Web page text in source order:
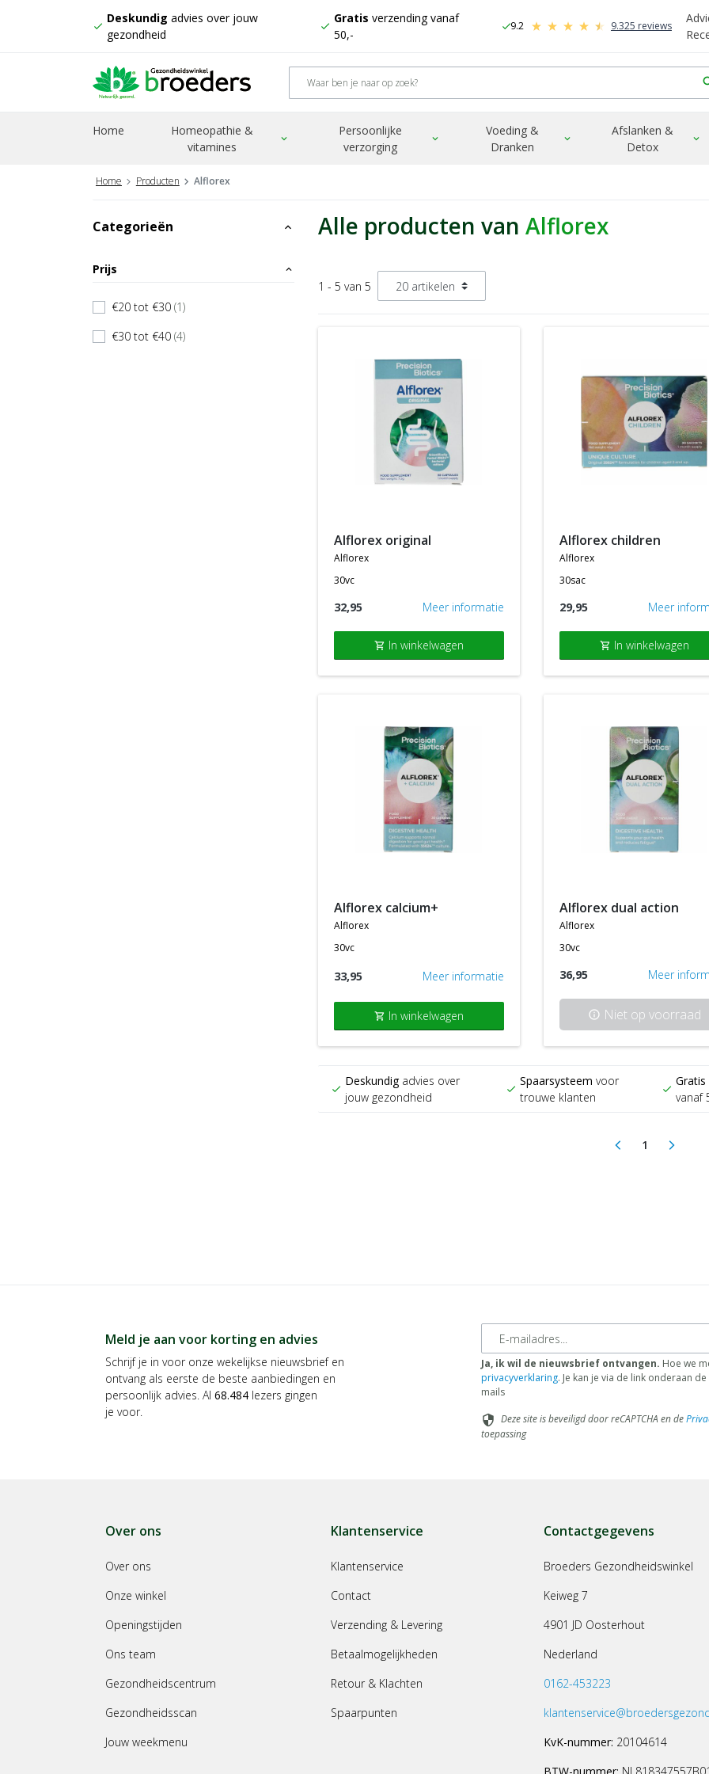
check
Deskundig advies over jouw
gezondheid
check
Gratis verzending vanaf
50,-
check9.2 9.325 reviews
Home
Homeopathie &
vitamines
expand_more
Persoonlijke
verzorging
expand_more
Voeding &
Dranken
expand_more
Afslanken &
Detox
expand_more
Home Producten Alflorex
Categorieën expand_less
Prijs expand_less
€20 tot €30 (1)
€30 tot €40 (4)
Alle producten van Alflorex
1 - 5 van 5
alflorex original
alflorex
30vc
32,95 Meer informatie
shopping_cart In winkelwagen
alflorex children
alflorex
30sac
29,95 Meer
shopping_cart In winkelwagen
alflorex calcium+
alflorex
30vc
33,95 Meer informatie
shopping_cart In winkelwagen
alflorex dual action
alflorex
30vc
36,95 Meer
info Niet op voorraad
check
Deskundigadvies over
jouw gezondheid
check
Spaarsysteem voor
trouwe klanten
check
Gratis
vanaf
arrow_back_ios 1(current)
arrow_forward_ios
Meld je aan voor korting en advies
Schrijf je in voor onze wekelijkse nieuwsbrief en
ontvang als eerste de beste aanbiedingen en
persoonlijk advies. Al 68.484 lezers gingen
je voor.
E-mailadres
Ja, ik wil de nieuwsbrief ontvangen. Hoe we
privacyverklaring. Je kan je via de link onderaan
mails
security Deze site is beveiligd door reCAPTCHA en de
toepassing
Over ons
Over ons
Onze winkel
Openingstijden
Ons team
Gezondheidscentrum
Gezondheidsscan
Jouw weekmenu
Klantenservice
Klantenservice
Contact
Verzending & Levering
Betaalmogelijkheden
Retour & Klachten
Spaarpunten
Contactgegevens
Broeders Gezondheidswinkel
Keiweg 7
4901 JD Oosterhout
Nederland
0162-453223
KvK-nummer: 20104614